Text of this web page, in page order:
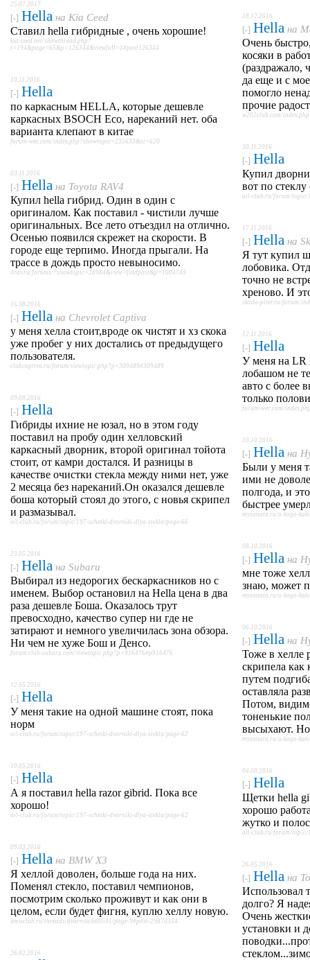
25.07.2017
[-] Hella на Kia Ceed
Ставил hella гибридные , очень хорошие!
kia-ceed.net/showthread.php?
t=194&page=65&p=126344&viewfull=1#post126344
10.11.2016
[-] Hella
по каркасным HELLA, которые дешевле
каркасных BSOCH Eco, нареканий нет. оба
варианта клепают в китае
forum-wec.com/index.php?showtopic=235633&st=620
03.11.2016
[-] Hella на Toyota RAV4
Купил hella гибрид. Один в один с
оригиналом. Как поставил - чистили лучше
оригинальных. Все лето отъездил на отлично.
Осенью появился скрежет на скорости. В
городе еще терпимо. Иногда прыгали. На
трассе в дождь просто невыносимо.
4rav.ru/forums/?showtopic=28984&view=findpost&p=1004749
16.08.2016
[-] Hella на Chevrolet Captiva
у меня хелла стоит,вроде ок чистят и хз скока
уже пробег у них достались от предыдущего
пользователя.
clubcaptiva.ru/forum/viewtopic.php?p=309489#309489
09.08.2016
[-] Hella
Гибриды ихние не юзал, но в этом году
поставил на пробу один хелловский
каркасный дворник, второй оригинал тойота
стоит, от камри достался. И разницы в
качестве очистки стекла между ними нет, уже
2 месяца без нареканий.Он оказался дешевле
боша который стоял до этого, с новья скрипел
и размазывал.
oil-club.ru/forum/topic/197-schetki-dvorniki-dlya-stekla/page-66
23.05.2016
[-] Hella на Subaru
Выбирал из недорогих бескаркасников но с
именем. Выбор остановил на Hella цена в два
раза дешевле Боша. Оказалось трут
превосходно, качество супер ни где не
затирают и немного увеличилась зона обзора.
Ни чем не хуже Бош и Денсо.
forum.club-subaru.com/viewtopic.php?p=916476#p916476
12.05.2016
[-] Hella
У меня такие на одной машине стоят, пока
норм
oil-club.ru/forum/topic/197-schetki-dvorniki-dlya-stekla/page-62
10.05.2016
[-] Hella
А я поставил hella razor gibrid. Пока все
хорошо!
oil-club.ru/forum/topic/197-schetki-dvorniki-dlya-stekla/page-62
09.03.2016
[-] Hella на BMW X3
Я хеллой доволен, больше года на них.
Поменял стекло, поставил чемпионов,
посмотрим сколько проживут и как они в
целом, если будет фигня, куплю хеллу новую.
bmwclub.ru/threads/dvorniki.660591/page-9#post-29870354
26.02.2016
18.12.2016
[-] Hella на
Очень
косяки в
(раздражало,
да еще и с
помогло
прочие
w202club.com/
30.11.2016
[-] Hella
Купил
вот по стеклу
oil-club.ru/forum/topic/
17.11.2016
[-] Hella на
Я тут купил
лобовика.
точно не
хреново. И
skoda-piter.ru/forum/
12.11.2016
[-] Hella
У меня на LR
лобашом не
авто с более
только
forum-wec.com/
10.10.2016
[-] Hella на
Были у меня
ими не
полгода, и
быстрее
mysonata.ru/u-kogo-
08.10.2016
[-] Hella на
мне тоже
знаю, может
mysonata.ru/u-kogo-
06.10.2016
[-] Hella на
Тоже в хелле
скрипела как
путем
оставляла
Потом,
тоненькие
высыхают.
mysonata.ru/u-kogo-
04.08.2016
[-] Hella
Щетки hella
хорошо
жутко и
oil-club.ru/forum/topic/
26.05.2016
[-] Hella на
Использовал
долго? Я
Очень
установки и